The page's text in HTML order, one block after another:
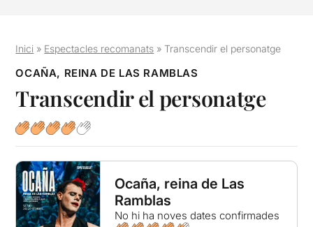
Inici » Espectacles recomanats »Transcendir el personatge
OCAÑA, REINA DE LAS RAMBLAS
Transcendir el personatge
Ocaña, reina de Las
Ramblas
No hi ha noves dates confirmades